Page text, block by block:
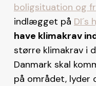
boligsituation og
indlægget på DI´s
have klimakrav
større klimakrav i
Danmark skal
på området, lyder